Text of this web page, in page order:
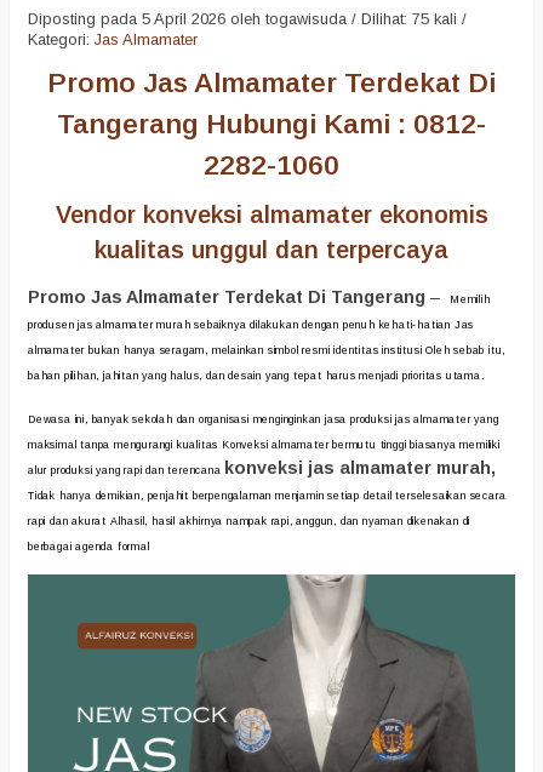
Diposting pada 5 April 2026 oleh togawisuda / Dilihat: 75 kali /
Kategori: Jas Almamater
Promo Jas Almamater Terdekat Di
Tangerang Hubungi Kami : 0812-
2282-1060
Vendor konveksi almamater ekonomis
kualitas unggul dan terpercaya
Promo Jas Almamater Terdekat Di Tangerang – Memilih
produsen jas almamater murah sebaiknya dilakukan dengan penuh kehati-hatian Jas
almamater bukan hanya seragam, melainkan simbol resmi identitas institusi Oleh sebab itu,
bahan pilihan, jahitan yang halus, dan desain yang tepat harus menjadi prioritas utama.
Dewasa ini, banyak sekolah dan organisasi menginginkan jasa produksi jas almamater yang
maksimal tanpa mengurangi kualitas Konveksi almamater bermutu tinggi biasanya memiliki
alur produksi yang rapi dan terencana konveksi jas almamater murah,
Tidak hanya demikian, penjahit berpengalaman menjamin setiap detail terselesaikan secara
rapi dan akurat Alhasil, hasil akhirnya nampak rapi, anggun, dan nyaman dikenakan di
berbagai agenda formal